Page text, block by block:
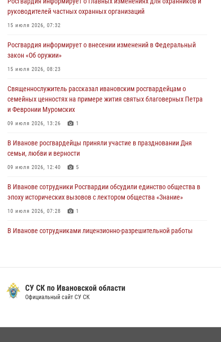
подозреваемые в серии автомобильных краж
30 июля 2026, 12:41
празднования Дня Крещения Руси
28 июля 2026, 08:57
Росгвардии для ивановской молодежи
Представители ивановского ОМОН "Спарта" провели обучающее
27 июля 2026, 12:56
руководителей частных охранных организаций
15 июля 2026, 07:32
Росгвардия информирует о внесении изменений в Федеральный
закон «Об оружии»
15 июля 2026, 08:23
Священнослужитель рассказал ивановским росгвардейцам о
семейных ценностях на примере жития святых благоверных Петра
и Февронии Муромских
09 июля 2026, 13:26 1
В Иванове росгвардейцы приняли участие в праздновании Дня
семьи, любви и верности
09 июля 2026, 12:40 5
В Иванове сотрудники Росгвардии обсудили единство общества в
эпоху исторических вызовов с лектором общества «Знание»
10 июля 2026, 07:28 1
В Иванове сотрудниками лицензионно-разрешительной работы
более 250 единиц оружия
08 июля 2026, 09:39
схожий с гранатой
СУ СК по Ивановской области
Официальный сайт СУ СК